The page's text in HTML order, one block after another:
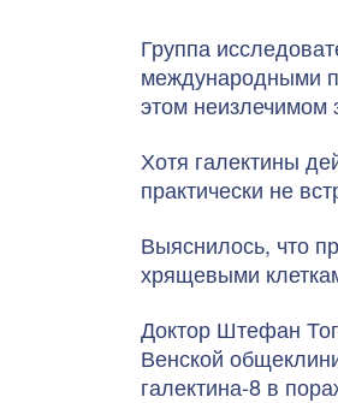
Группа
международными
этом неизлечимом
Хотя галектины
практически не
Выяснилось, что
хрящевыми
Доктор Штефан
Венской
галектина-8 в